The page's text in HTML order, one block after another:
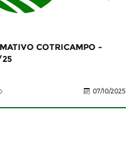
COTRICAMPO -
07/10/2025